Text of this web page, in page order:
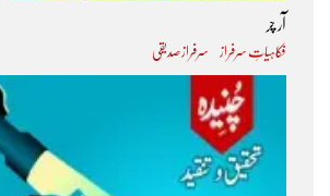
آر چر
فکاہیاتِ سرفراز سرفراز صدیقی